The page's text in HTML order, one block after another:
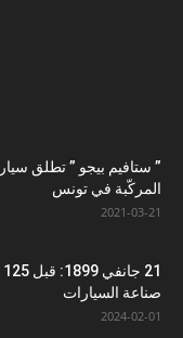
المركّبة في تونس
2021-03-21
صناعة السيارات
2024-02-01